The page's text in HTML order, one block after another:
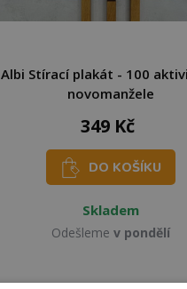
Albi Stírací plakát - 100
novomanžele
349 Kč
DO KOŠÍKU
Skladem
Odešleme v pondělí